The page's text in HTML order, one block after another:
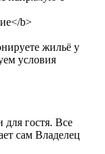
жильё у
условия
для гостя. Все
сам Владелец